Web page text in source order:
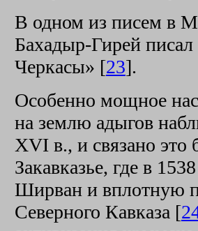
В одном из писем в
Бахадыр-Гирей писал
Черкасы» [23].
Особенно мощное
на землю адыгов
XVI в., и связано это
Закавказье, где в
Ширван и вплотную
Северного Кавказа [